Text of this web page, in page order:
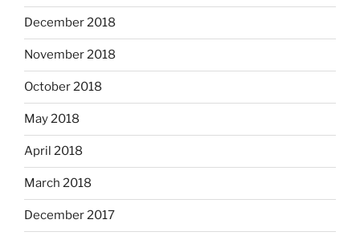
December 2018
November 2018
October 2018
May 2018
April 2018
March 2018
December 2017